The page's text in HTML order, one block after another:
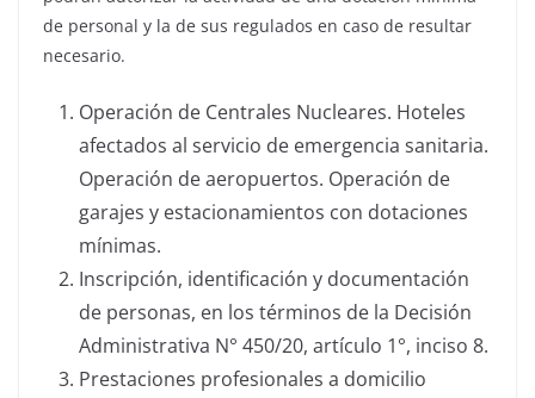
de personal y la de sus regulados en caso de resultar
necesario.
Operación de Centrales Nucleares. Hoteles
afectados al servicio de emergencia sanitaria.
Operación de aeropuertos. Operación de
garajes y estacionamientos con dotaciones
mínimas.
Inscripción, identificación y documentación
de personas, en los términos de la Decisión
Administrativa N° 450/20, artículo 1°, inciso 8.
Prestaciones profesionales a domicilio